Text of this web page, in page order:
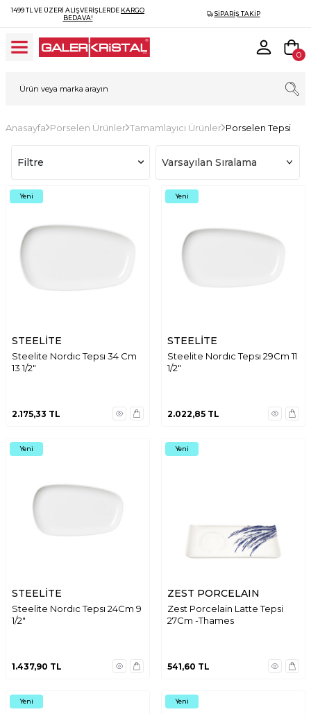
1499 TL VE ÜZERI ALIŞVERIŞLERDE KARGO
BEDAVA!
SIPARIŞ TAKIP
0
Anasayfa Porselen Ürünler Tamamlayıcı Ürünler Porselen Tepsi
Filtre
Yeni
STEELİTE
Steelite Nordıc Tepsı 34 Cm
13 1/2"
2.175,33 TL
Yeni
STEELİTE
Steelite Nordıc Tepsı 29Cm 11
1/2"
2.022,85 TL
Yeni
STEELİTE
Steelite Nordıc Tepsı 24Cm 9
1/2"
1.437,90 TL
Yeni
ZEST PORCELAIN
Zest Porcelain Latte Tepsi
27Cm -Thames
541,60 TL
Yeni Yeni